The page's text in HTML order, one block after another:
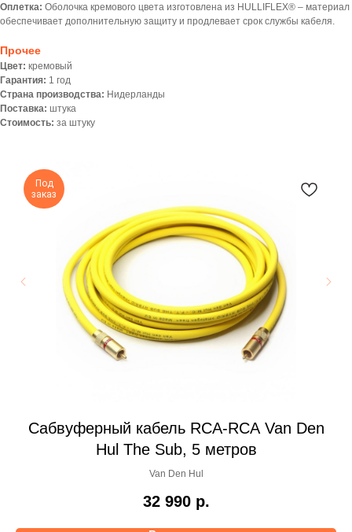
Оплетка: Оболочка кремового цвета изготовлена из HULLIFLEX® – материал
обеспечивает дополнительную защиту и продлевает срок службы кабеля.
Прочее
Цвет: кремовый
Гарантия: 1 год
Страна производства: Нидерланды
Поставка: штука
Стоимость: за штуку
Под
заказ
Сабвуферный кабель RCA-RCA Van Den
Hul The Sub, 5 метров
Van Den Hul
32 990 р.